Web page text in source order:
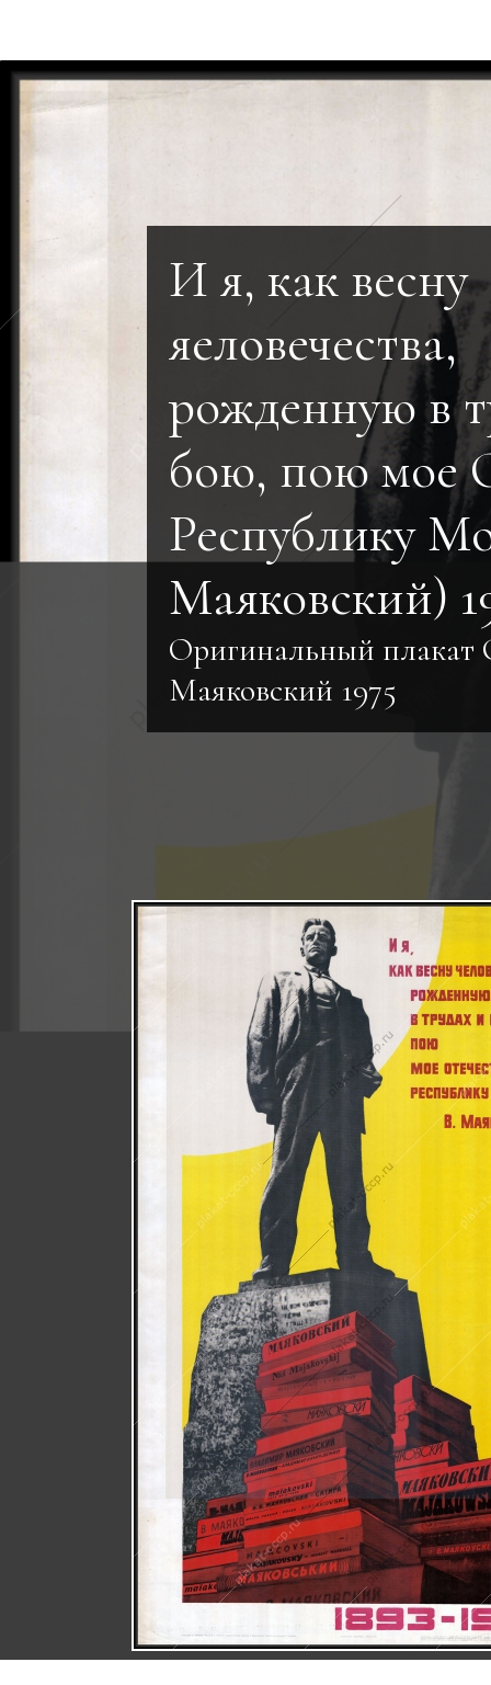
И я, как весну
яеловечества,
рожденную в
бою, пою мое
Республику
Маяковский)
Оригинальный
Маяковский 1975